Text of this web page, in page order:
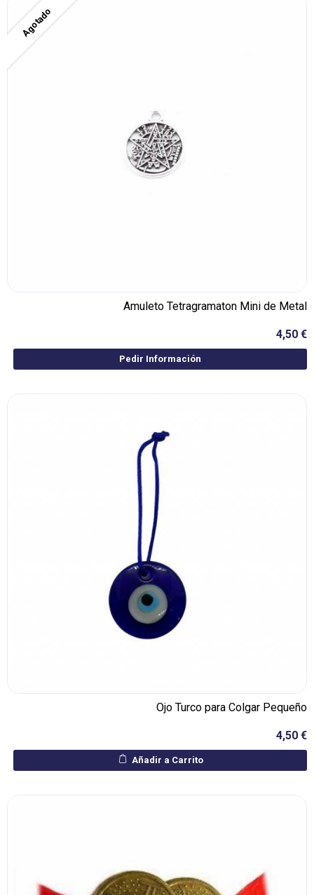
Agotado
Amuleto Tetragramaton Mini de Metal
4,50 €
Pedir Información
Ojo Turco para Colgar Pequeño
4,50 €
Añadir a Carrito